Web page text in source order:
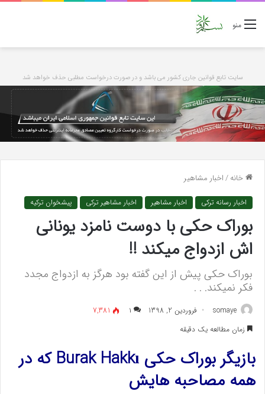
منو
سایت تابع قوانین جاری کشور می باشد و در صورت درخواست مطلبی حذف خواهد شد
خانه/اخبار مشاهیر
اخبار رسانه ترکی اخبار مشاهیر اخبار مشاهیر ترکی پیشخوان ترکیه
بوراک حکی با دوست نامزد یونانی
اش ازدواج میکند !!
بوراک حکی پیش از این گفته بود هرگز به ازدواج مجدد
فکر نمیکند. . .
somaye فروردین 2, 1398 ۱
7,381
زمان مطالعه یک دقیقه
بازیگر بوراک حکی Burak Hakkı که در
همه مصاحبه هایش